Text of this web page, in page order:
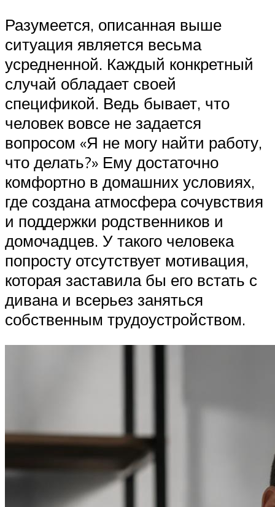
Разумеется, описанная выше
ситуация является весьма
усредненной. Каждый конкретный
случай обладает своей
спецификой. Ведь бывает, что
человек вовсе не задается
вопросом «Я не могу найти работу,
что делать?» Ему достаточно
комфортно в домашних условиях,
где создана атмосфера сочувствия
и поддержки родственников и
домочадцев. У такого человека
попросту отсутствует мотивация,
которая заставила бы его встать с
дивана и всерьез заняться
собственным трудоустройством.